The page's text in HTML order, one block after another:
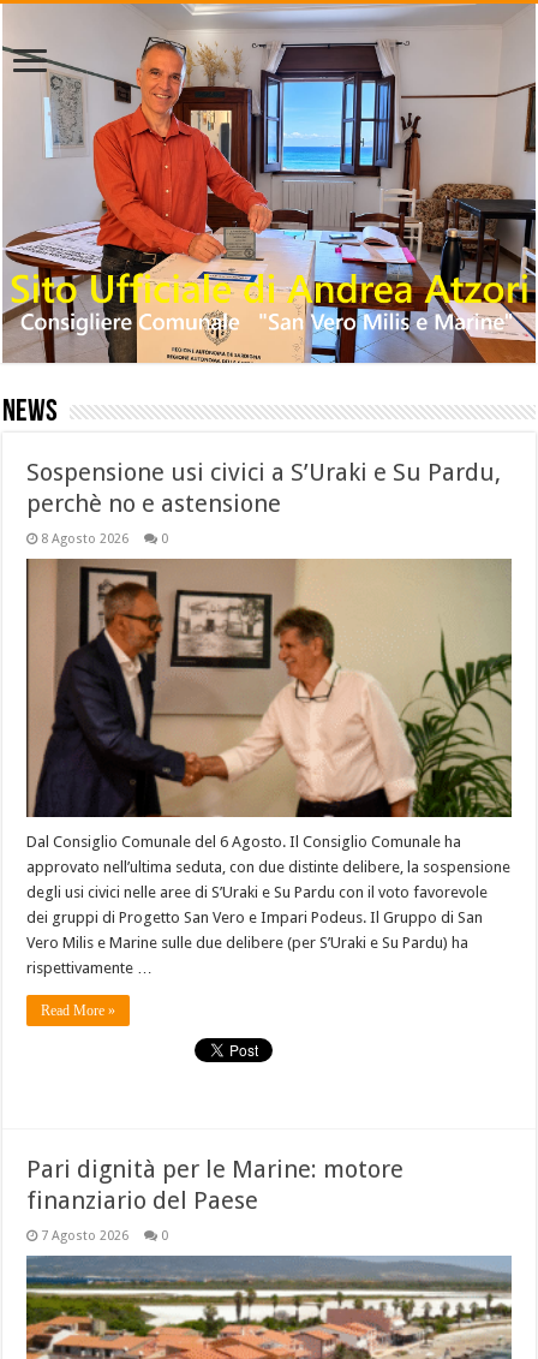
News
Sospensione usi civici a S’Uraki e Su Pardu,
perchè no e astensione
8 Agosto 2026 0
Dal Consiglio Comunale del 6 Agosto. Il Consiglio Comunale ha
approvato nell’ultima seduta, con due distinte delibere, la sospensione
degli usi civici nelle aree di S’Uraki e Su Pardu con il voto favorevole
dei gruppi di Progetto San Vero e Impari Podeus. Il Gruppo di San
Vero Milis e Marine sulle due delibere (per S’Uraki e Su Pardu) ha
rispettivamente …
Read More »
Pari dignità per le Marine: motore
finanziario del Paese
7 Agosto 2026 0